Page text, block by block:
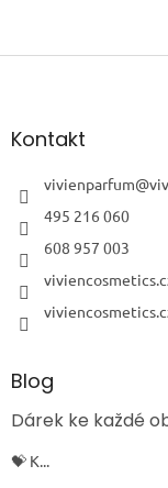
Z
aKontakt
vivienparfum@
495 216 060
608 957 003
Blog
Dárek ke každé
💝 K...